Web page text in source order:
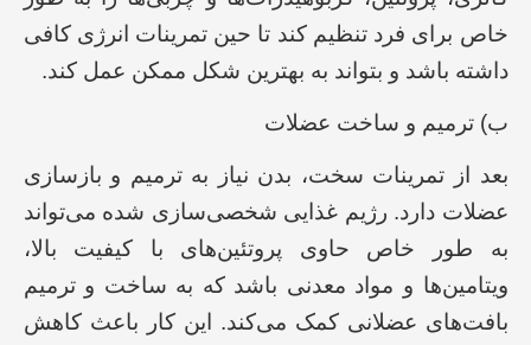
خاص برای فرد تنظیم کند تا حین تمرینات انرژی کافی
داشته باشد و بتواند به بهترین شکل ممکن عمل کند.
ب) ترمیم و ساخت عضلات
بعد از تمرینات سخت، بدن نیاز به ترمیم و بازسازی
عضلات دارد. رژیم غذایی شخصی‌سازی شده می‌تواند
به طور خاص حاوی پروتئین‌های با کیفیت بالا،
ویتامین‌ها و مواد معدنی باشد که به ساخت و ترمیم
بافت‌های عضلانی کمک می‌کند. این کار باعث کاهش